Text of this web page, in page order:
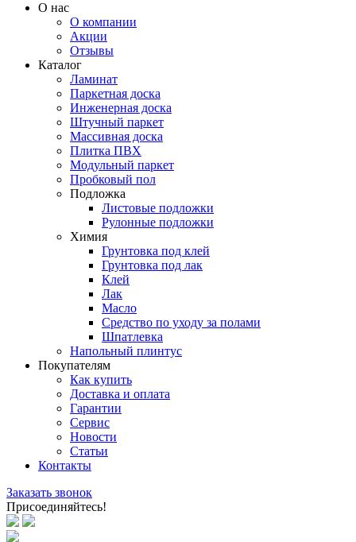
О нас
О компании
Акции
Отзывы
Каталог
Ламинат
Паркетная доска
Инженерная доска
Штучный паркет
Массивная доска
Плитка ПВХ
Модульный паркет
Пробковый пол
Подложка
Листовые подложки
Рулонные подложки
Химия
Грунтовка под клей
Грунтовка под лак
Клей
Лак
Масло
Средство по уходу за полами
Шпатлевка
Напольный плинтус
Покупателям
Как купить
Доставка и оплата
Гарантии
Сервис
Новости
Статьи
Контакты
Заказать звонок
Присоединяйтесь!